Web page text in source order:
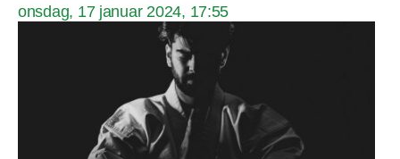
onsdag, 17 januar 2024, 17:55